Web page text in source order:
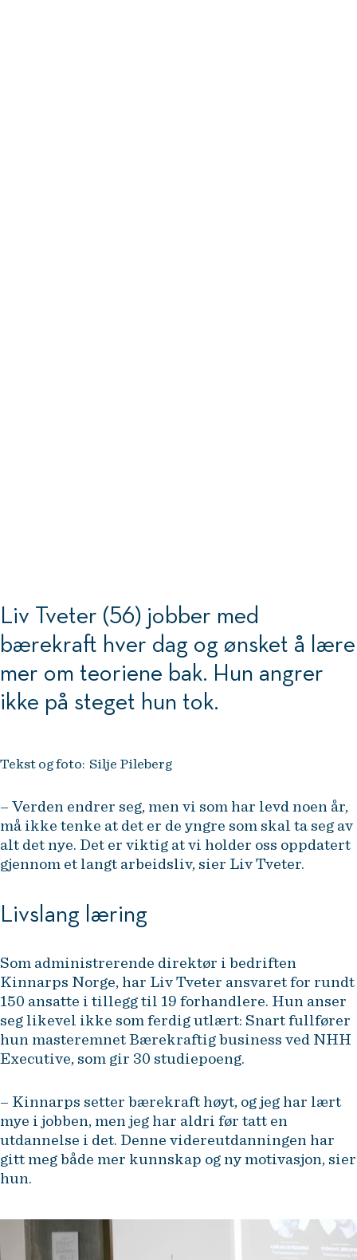
Liv Tveter (56) jobber med
bærekraft hver dag og ønsket å lære
mer om teoriene bak. Hun angrer
ikke på steget hun tok.
Tekst og foto: Silje Pileberg
– Verden endrer seg, men vi som har levd noen år,
må ikke tenke at det er de yngre som skal ta seg av
alt det nye. Det er viktig at vi holder oss oppdatert
gjennom et langt arbeidsliv, sier Liv Tveter.
Livslang læring
Som administrerende direktør i bedriften
Kinnarps Norge, har Liv Tveter ansvaret for rundt
150 ansatte i tillegg til 19 forhandlere. Hun anser
seg likevel ikke som ferdig utlært: Snart fullfører
hun masteremnet Bærekraftig business ved NHH
Executive, som gir 30 studiepoeng.
– Kinnarps setter bærekraft høyt, og jeg har lært
mye i jobben, men jeg har aldri før tatt en
utdannelse i det. Denne videreutdanningen har
gitt meg både mer kunnskap og ny motivasjon, sier
hun.